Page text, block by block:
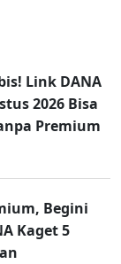
Link DANA
2026 Bisa
Premium
Begini
Kaget 5